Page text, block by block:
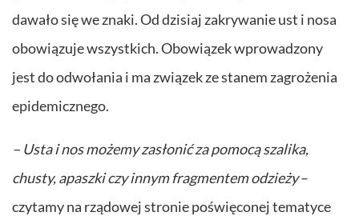
dawało się we znaki. Od dzisiaj zakrywanie ust i nosa
obowiązuje wszystkich. Obowiązek wprowadzony
jest do odwołania i ma związek ze stanem zagrożenia
epidemicznego.
– Usta i nos możemy zasłonić za pomocą szalika,
chusty, apaszki czy innym fragmentem odzieży–
czytamy na rządowej stronie poświęconej tematyce